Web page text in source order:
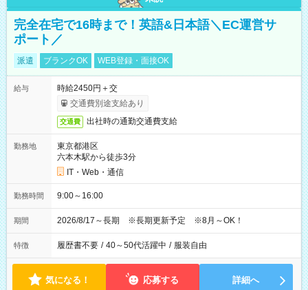
完全在宅で16時まで！英語&日本語＼EC運営サ
ポート／
派遣 ブランクOK WEB登録・面接OK
給与
時給2450円＋交
交通費別途支給あり
交通費 出社時の通勤交通費支給
勤務地
東京都港区
六本木駅から徒歩3分
IT・Web・通信
勤務時間 9:00～16:00
期間 2026/8/17～長期 ※長期更新予定 ※8月～OK！
特徴 履歴書不要 / 40～50代活躍中 / 服装自由
気になる！ 応募する 詳細へ